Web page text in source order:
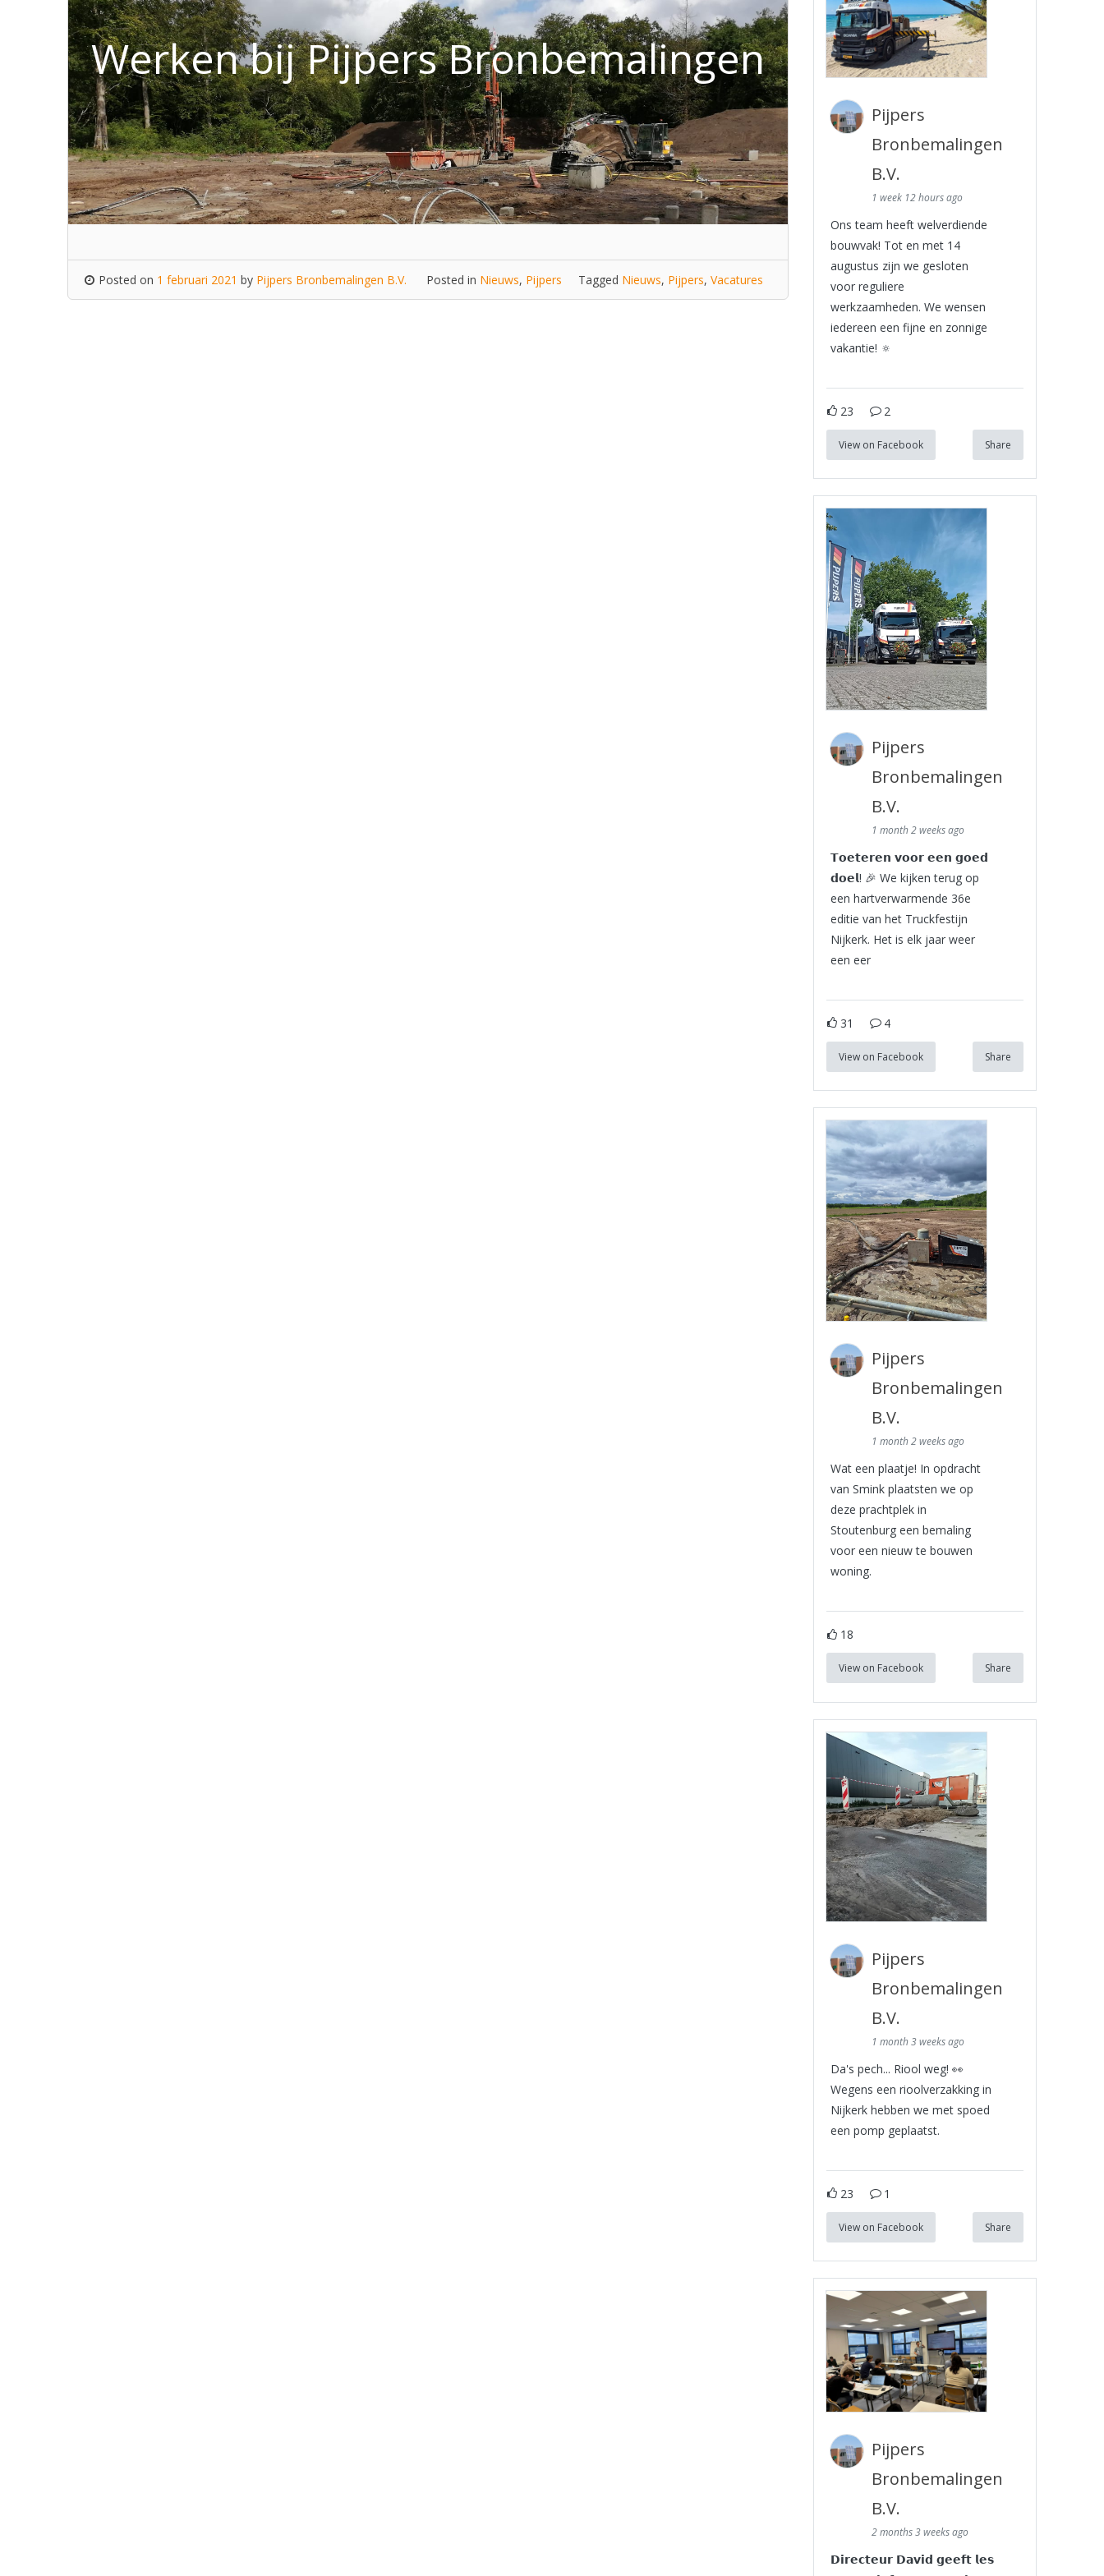
Werken bij Pijpers Bronbemalingen
Posted on 1 februari 2021 by Pijpers Bronbemalingen B.V. Posted in Nieuws, Pijpers Tagged Nieuws, Pijpers, Vacatures
Pijpers
Bronbemalingen
B.V.
1 week 12 hours ago
Ons team heeft welverdiende
bouwvak! Tot en met 14
augustus zijn we gesloten
voor reguliere
werkzaamheden. We wensen
iedereen een fijne en zonnige
vakantie! 🔅
23 2
View on Facebook Share
Pijpers
Bronbemalingen
B.V.
1 month 2 weeks ago
𝗧𝗼𝗲𝘁𝗲𝗿𝗲𝗻 𝘃𝗼𝗼𝗿 𝗲𝗲𝗻 𝗴𝗼𝗲𝗱
𝗱𝗼𝗲𝗹! 🎉 We kijken terug op
een hartverwarmende 36e
editie van het Truckfestijn
Nijkerk. Het is elk jaar weer
een eer
31 4
View on Facebook Share
Pijpers
Bronbemalingen
B.V.
1 month 2 weeks ago
Wat een plaatje! In opdracht
van Smink plaatsten we op
deze prachtplek in
Stoutenburg een bemaling
voor een nieuw te bouwen
woning.
18
View on Facebook Share
Pijpers
Bronbemalingen
B.V.
1 month 3 weeks ago
Da's pech... Riool weg! 👀
Wegens een rioolverzakking in
Nijkerk hebben we met spoed
een pomp geplaatst.
23 1
View on Facebook Share
Pijpers
Bronbemalingen
B.V.
2 months 3 weeks ago
𝗗𝗶𝗿𝗲𝗰𝘁𝗲𝘂𝗿 𝗗𝗮𝘃𝗶𝗱 𝗴𝗲𝗲𝗳𝘁 𝗹𝗲𝘀